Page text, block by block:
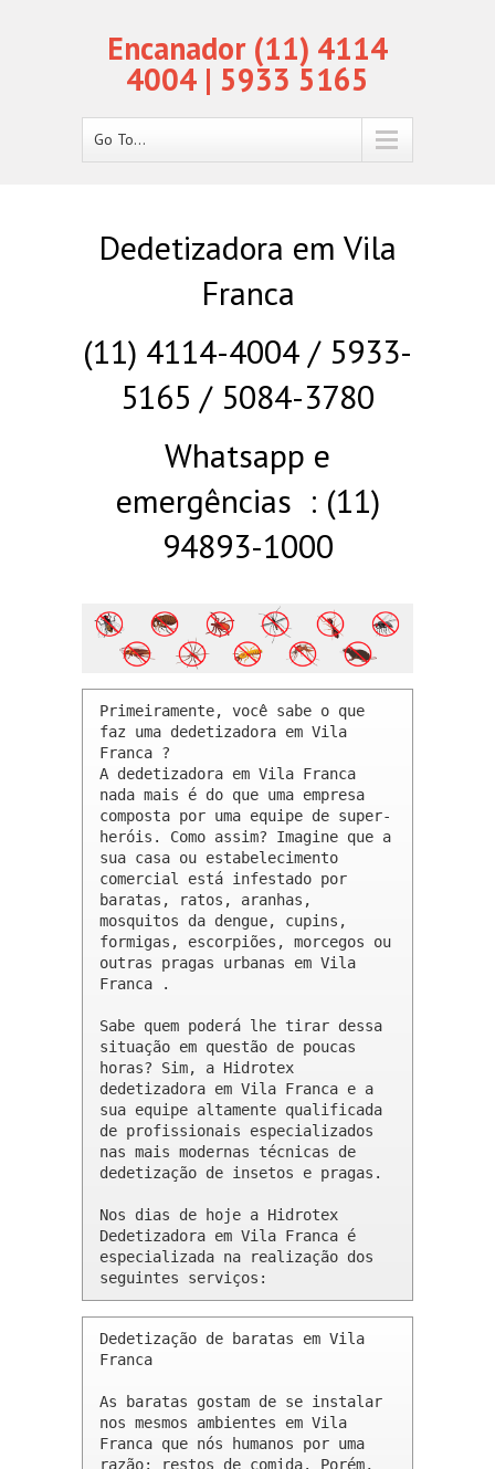
Encanador (11) 4114
4004 | 5933 5165
Go To...
Dedetizadora em Vila
Franca
(11) 4114-4004 / 5933-
5165 / 5084-3780
Whatsapp e
emergências : (11)
94893-1000
Primeiramente, você sabe o que
faz uma dedetizadora em Vila
Franca ?
A dedetizadora em Vila Franca
nada mais é do que uma empresa
composta por uma equipe de super-
heróis. Como assim? Imagine que a
sua casa ou estabelecimento
comercial está infestado por
baratas, ratos, aranhas,
mosquitos da dengue, cupins,
formigas, escorpiões, morcegos ou
outras pragas urbanas em Vila
Franca .
Sabe quem poderá lhe tirar dessa
situação em questão de poucas
horas? Sim, a Hidrotex
dedetizadora em Vila Franca e a
sua equipe altamente qualificada
de profissionais especializados
nas mais modernas técnicas de
dedetização de insetos e pragas.
Nos dias de hoje a Hidrotex
Dedetizadora em Vila Franca é
especializada na realização dos
seguintes serviços:
Dedetização de baratas em Vila
Franca
As baratas gostam de se instalar
nos mesmos ambientes em Vila
Franca que nós humanos por uma
razão: restos de comida. Porém,